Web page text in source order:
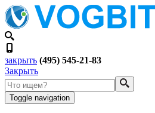
закрыть (495) 545-21-83
Закрыть
Toggle navigation